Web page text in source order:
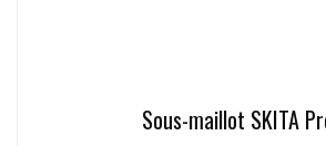
Sous-maillot SKITA